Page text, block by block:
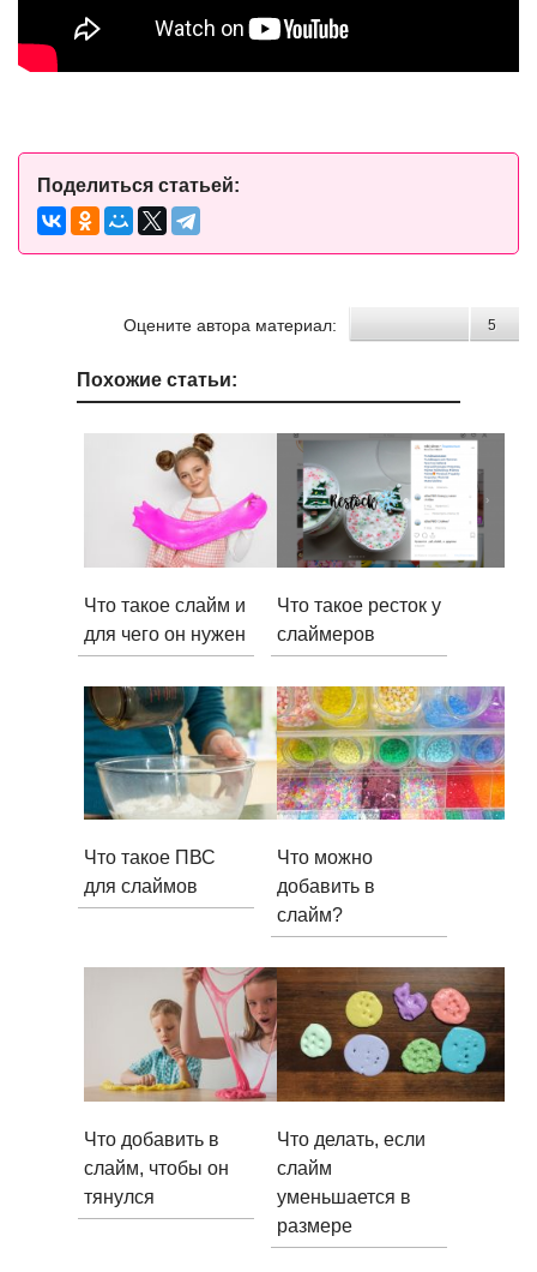
Поделиться статьей:
5
Оцените автора материал:
Похожие статьи:
Что такое слайм и
для чего он нужен
Что такое ресток у
слаймеров
Что такое ПВС
для слаймов
Что можно
добавить в
слайм?
Что добавить в
слайм, чтобы он
тянулся
Что делать, если
слайм
уменьшается в
размере